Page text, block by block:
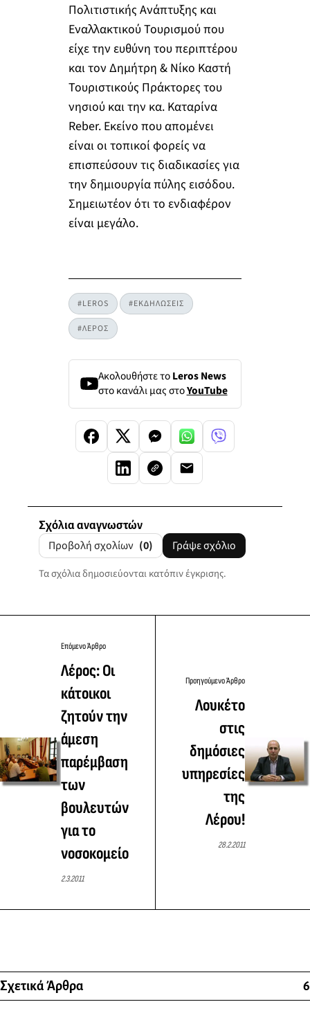
Πολιτιστικής Ανάπτυξης και
Εναλλακτικού Τουρισμού που
είχε την ευθύνη του περιπτέρου
και τον Δημήτρη & Νίκο Καστή
Τουριστικούς Πράκτορες του
νησιού και την κα. Καταρίνα
Reber. Εκείνο που απομένει
είναι οι τοπικοί φορείς να
επισπεύσουν τις διαδικασίες για
την δημιουργία πύλης εισόδου.
Σημειωτέον ότι το ενδιαφέρον
είναι μεγάλο.
#LEROS #ΕΚΔΗΛΩΣΕΙΣ
#ΛΕΡΟΣ
Ακολουθήστε τοLeros News
στο κανάλι μας στοYouTube
Σχόλια αναγνωστών
Προβολή σχολίων (0) Γράψε σχόλιο
Τα σχόλια δημοσιεύονται κατόπιν έγκρισης.
Επόμενο Άρθρο
Λέρος: Οι
κάτοικοι
ζητούν την
άμεση
παρέμβαση
των
βουλευτών
για το
νοσοκομείο
2.3.2011
Προηγούμενο Άρθρο
Λουκέτο
στις
δημόσιες
υπηρεσίες
της
Λέρου!
28.2.2011
Σχετικά Άρθρα 6